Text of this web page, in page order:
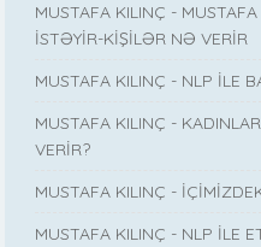
MUSTAFA KILINÇ -
İSTƏYİR-KİŞİLƏR NƏ VERİR
MUSTAFA KILINÇ - NLP İLE
MUSTAFA KILINÇ -
VERİR?
MUSTAFA KILINÇ -
MUSTAFA KILINÇ - NLP İLE